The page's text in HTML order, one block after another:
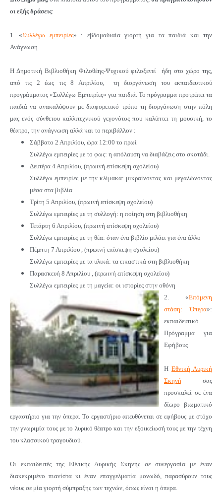
οι εξής δράσεις:
1. «Συλλέγω εμπειρίες» : εβδομαδιαία γιορτή για τα παιδιά και την
Ανάγνωση
Η Δημοτική Βιβλιοθήκη Φιλοθέης-Ψυχικού φιλοξενεί ήδη στο χώρο της,
από τις 2 έως τις 8 Απριλίου, τη διοργάνωση του εκπαιδευτικού
προγράμματος «Συλλέγω Εμπειρίες» για παιδιά. Το πρόγραμμα προτρέπει τα
παιδιά να ανακαλύψουν με διαφορετικό τρόπο τη διοργάνωση στην πόλη
μας ενός σύνθετου καλλιτεχνικού γεγονότος που καλύπτει τη μουσική, το
θέατρο, την ανάγνωση αλλά και το περιβάλλον :
Σάββατο 2 Απριλίου, ώρα 12:00 το πρωί
Συλλέγω εμπειρίες με το φως: η απόλαυση να διαβάζεις στο σκοτάδι.
Δευτέρα 4 Απριλίου, (πρωινή επίσκεψη σχολείου)
Συλλέγω εμπειρίες με την κλίμακα: μικραίνοντας και μεγαλώνοντας
μέσα στα βιβλία
Τρίτη 5 Απριλίου, (πρωινή επίσκεψη σχολείου)
Συλλέγω εμπειρίες με τη συλλογή: η ποίηση στη βιβλιοθήκη
Τετάρτη 6 Απριλίου, (πρωινή επίσκεψη σχολείου)
Συλλέγω εμπειρίες με τη θέα: όταν ένα βιβλίο μιλάει για ένα άλλο
Πέμπτη 7 Απριλίου , (πρωινή επίσκεψη σχολείου)
Συλλέγω εμπειρίες με τα υλικά: τα εικαστικά στη βιβλιοθήκη
Παρασκευή 8 Απριλίου , (πρωινή επίσκεψη σχολείου)
Συλλέγω εμπειρίες με τη μαγεία: οι ιστορίες στην οθόνη
2. «Επόμενη
στάση: Όπερα»:
εκπαιδευτικό
Πρόγραμμα για
Εφήβους
Η Εθνική Λυρική
Σκηνή σας
προσκαλεί σε ένα
δίωρο βιωματικό
εργαστήριο για την όπερα. Το εργαστήριο απευθύνεται σε εφήβους με στόχο
την γνωριμία τους με το λυρικό θέατρο και την εξοικείωσή τους με την τέχνη
του κλασσικού τραγουδιού.
Οι εκπαιδευτές της Εθνικής Λυρικής Σκηνής σε συνεργασία με έναν
διακεκριμένο πιανίστα κι έναν επαγγελματία μονωδό, παρασύρουν τους
νέους σε μία γιορτή σύμπραξης των τεχνών, όπως είναι η όπερα.